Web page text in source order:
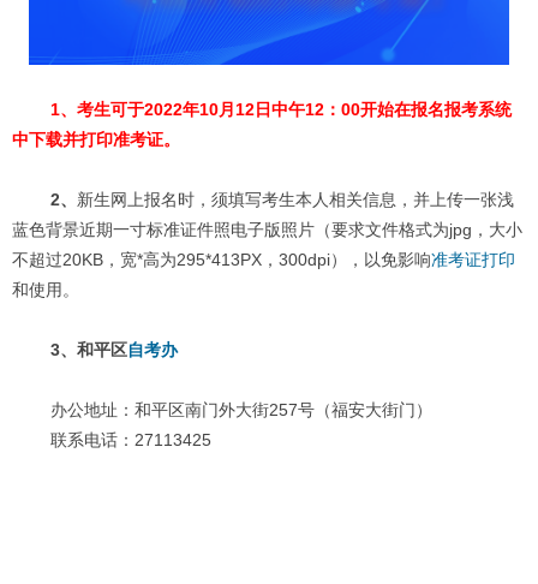
1、考生可于2022年10月12日中午12：00开始在报名报考系统
中下载并打印准考证。
2、 新生网上报名时，须填写考生本人相关信息，并上传一张浅
蓝色背景近期一寸标准证件照电子版照片（要求文件格式为jpg，大小
不超过20KB，宽*高为295*413PX，300dpi），以免影响准考证打印
和使用。
3、和平区 自考办
办公地址：和平区南门外大街257号（福安大街门）
联系电话：27113425